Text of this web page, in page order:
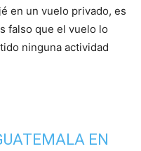
en un vuelo privado, es
falso que el vuelo lo
ninguna actividad
EN